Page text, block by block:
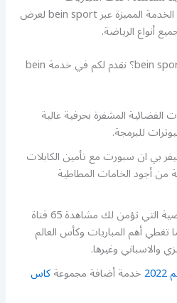
والسباقات؟ نحن نقدم لكم هذه الخدمة المميزة عبر bein sport لعرض
أنواع الرياضة.
ما هي الخدمات المقدمة في bein sport؟ نقدم لكم في خدمة bein
المشفرة بحرفية عالية
للبرمجة.
بي ان سبورت مع تأمين الكابلات
من أجود الخامات المطاطية
تأمين الاشتراك بالباقة الرياضية التي تؤمن لك مشاهدة 65 قناة
تغطي أهم المباريات وكأس العالم
والاسباني وغيرها.
خدمة أضافة مجموعةكاس